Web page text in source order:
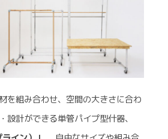
を組み合わせ、空間の大きさに合わ
設計ができる単管パイプ型什器、